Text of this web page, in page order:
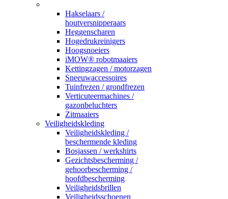
Hakselaars /
houtversnipperaars
Heggenscharen
Hogedrukreinigers
Hoogsnoeiers
iMOW® robotmaaiers
Kettingzagen / motorzagen
Sneeuwaccessoires
Tuinfrezen / grondfrezen
Verticuteermachines /
gazonbeluchters
Zitmaaiers
Veiligheidskleding
Veiligheidskleding /
beschermende kleding
Bosjassen / werkshirts
Gezichtsbescherming /
gehoorbescherming /
hoofdbescherming
Veiligheidsbrillen
Veiligheidsschoenen